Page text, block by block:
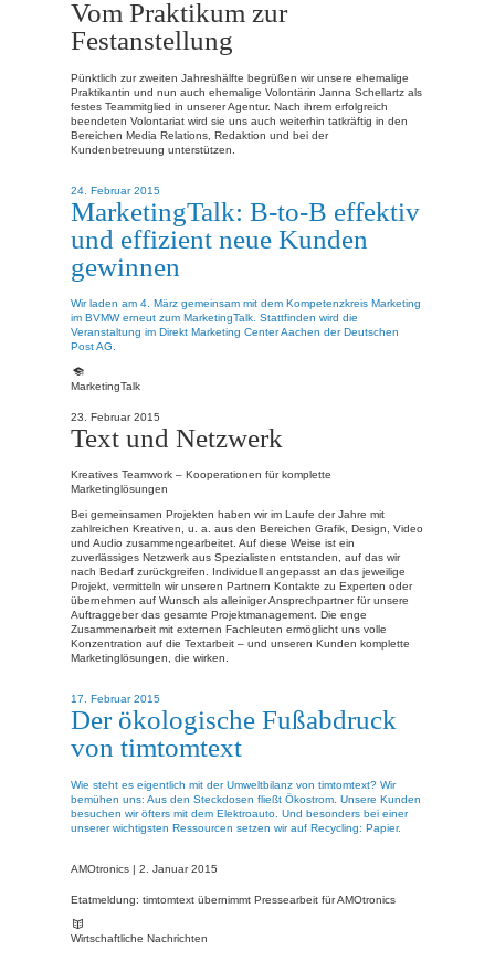
Vom Praktikum zur
Festanstellung
Pünktlich zur zweiten Jahreshälfte begrüßen wir unsere ehemalige
Praktikantin und nun auch ehemalige Volontärin Janna Schellartz als
festes Teammitglied in unserer Agentur. Nach ihrem erfolgreich
beendeten Volontariat wird sie uns auch weiterhin tatkräftig in den
Bereichen Media Relations, Redaktion und bei der
Kundenbetreuung unterstützen.
24. Februar 2015
MarketingTalk: B-to-B effektiv
und effizient neue Kunden
gewinnen
Wir laden am 4. März gemeinsam mit dem Kompetenzkreis Marketing
im BVMW erneut zum MarketingTalk. Stattfinden wird die
Veranstaltung im Direkt Marketing Center Aachen der Deutschen
Post AG.
MarketingTalk
23. Februar 2015
Text und Netzwerk
Kreatives Teamwork – Kooperationen für komplette
Marketinglösungen
Bei gemeinsamen Projekten haben wir im Laufe der Jahre mit
zahlreichen Kreativen, u. a. aus den Bereichen Grafik, Design, Video
und Audio zusammengearbeitet. Auf diese Weise ist ein
zuverlässiges Netzwerk aus Spezialisten entstanden, auf das wir
nach Bedarf zurückgreifen. Individuell angepasst an das jeweilige
Projekt, vermitteln wir unseren Partnern Kontakte zu Experten oder
übernehmen auf Wunsch als alleiniger Ansprechpartner für unsere
Auftraggeber das gesamte Projektmanagement. Die enge
Zusammenarbeit mit externen Fachleuten ermöglicht uns volle
Konzentration auf die Textarbeit – und unseren Kunden komplette
Marketinglösungen, die wirken.
17. Februar 2015
Der ökologische Fußabdruck
von timtomtext
Wie steht es eigentlich mit der Umweltbilanz von timtomtext? Wir
bemühen uns: Aus den Steckdosen fließt Ökostrom. Unsere Kunden
besuchen wir öfters mit dem Elektroauto. Und besonders bei einer
unserer wichtigsten Ressourcen setzen wir auf Recycling: Papier.
AMOtronics | 2. Januar 2015
Etatmeldung: timtomtext übernimmt Pressearbeit für AMOtronics
Wirtschaftliche Nachrichten